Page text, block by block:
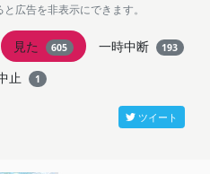
と広告を非表示にできます。
見た 605 一時中断 193
止 1
ツイート